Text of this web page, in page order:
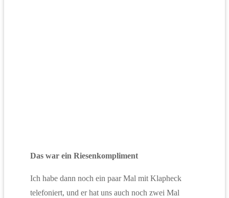
Das war ein Riesenkompliment
Ich habe dann noch ein paar Mal mit Klapheck
telefoniert, und er hat uns auch noch zwei Mal